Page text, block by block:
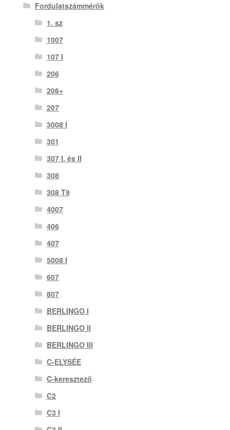
Fordulatszámmérők
1. sz
1007
107 I
206
206+
207
3008 I
301
307 I. és II
308
308 T9
4007
406
407
5008 I
607
807
BERLINGO I
BERLINGO II
BERLINGO III
C-ELYSÉE
C-keresztező
C2
C3 I